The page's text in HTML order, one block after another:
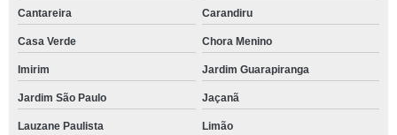
Cantareira Carandiru
Casa Verde Chora Menino
Imirim Jardim Guarapiranga
Jardim São Paulo Jaçanã
Lauzane Paulista Limão